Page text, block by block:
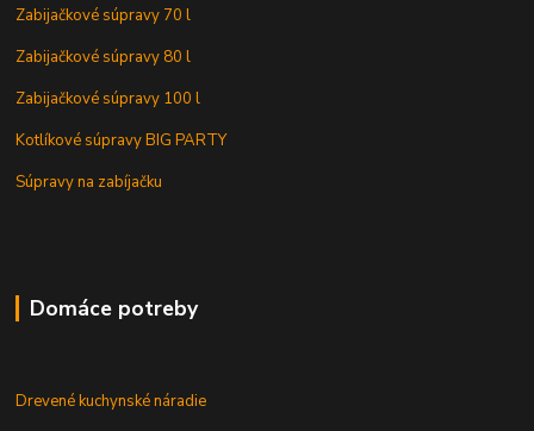
Zabijačkové súpravy 70 l
Zabijačkové súpravy 80 l
Zabijačkové súpravy 100 l
Kotlíkové súpravy BIG PARTY
Súpravy na zabíjačku
Domáce potreby
Drevené kuchynské náradie